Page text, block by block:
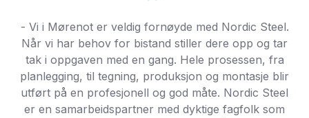
- Vi i Mørenot er veldig fornøyde med Nordic Steel.
Når vi har behov for bistand stiller dere opp og tar
tak i oppgaven med en gang. Hele prosessen, fra
planlegging, til tegning, produksjon og montasje blir
utført på en profesjonell og god måte. Nordic Steel
er en samarbeidspartner med dyktige fagfolk som